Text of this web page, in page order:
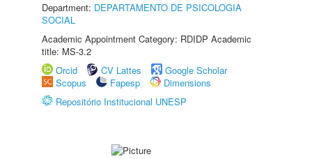
Department: DEPARTAMENTO DE PSICOLOGIA
SOCIAL
Academic Appointment Category: RDIDP Academic
title: MS-3.2
Orcid
CV Lattes
Google Scholar
Scopus
Fapesp
Dimensions
Repositório Institucional UNESP